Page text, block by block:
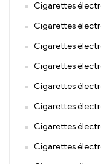
Cigarettes
Cigarettes
Cigarettes
Cigarettes
Cigarettes
Cigarettes
Cigarettes
Cigarettes